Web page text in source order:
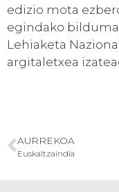
edizio mota
egindako
Lehiaketa
argitaletxea
AURREKOA
Euskaltzaindia